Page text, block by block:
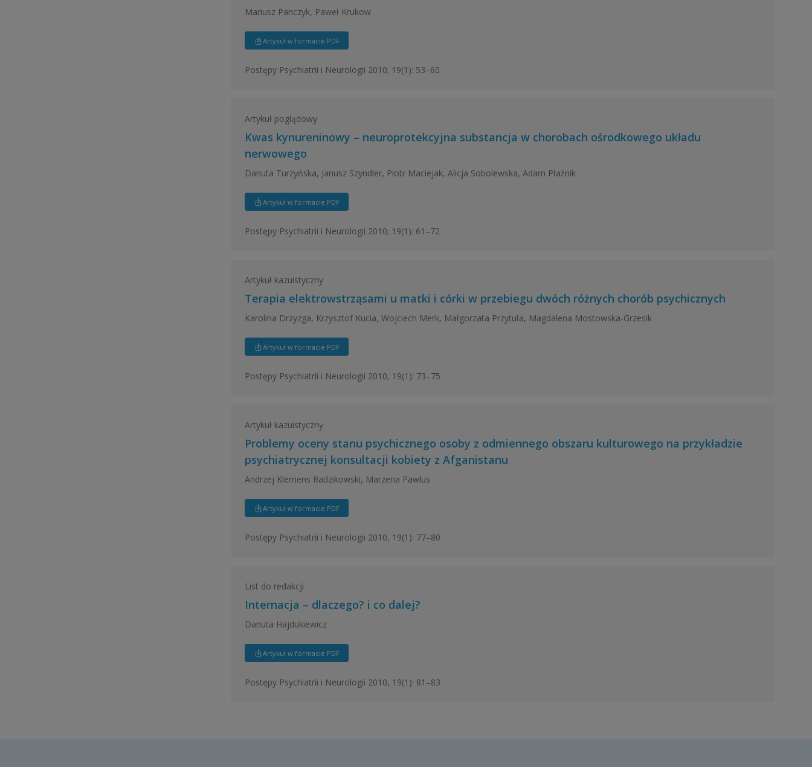
Mariusz Panczyk, Paweł Krukow
Artykuł w formacie PDF
Postępy Psychiatrii i Neurologii 2010; 19(1): 53–60
Artykuł poglądowy
Kwas kynureninowy – neuroprotekcyjna substancja w chorobach ośrodkowego układu
nerwowego
Danuta Turzyńska, Janusz Szyndler, Piotr Maciejak, Alicja Sobolewska, Adam Płaźnik
Artykuł w formacie PDF
Postępy Psychiatrii i Neurologii 2010; 19(1): 61–72
Artykuł kazuistyczny
Terapia elektrowstrząsami u matki i córki w przebiegu dwóch różnych chorób psychicznych
Karolina Drzyzga, Krzysztof Kucia, Wojciech Merk, Małgorzata Przytuła, Magdalena Mostowska-Grzesik
Artykuł w formacie PDF
Postępy Psychiatrii i Neurologii 2010, 19(1): 73–75
Artykuł kazuistyczny
Problemy oceny stanu psychicznego osoby z odmiennego obszaru kulturowego na przykładzie
psychiatrycznej konsultacji kobiety z Afganistanu
Andrzej Klemens Radzikowski, Marzena Pawlus
Artykuł w formacie PDF
Postępy Psychiatrii i Neurologii 2010, 19(1): 77–80
List do redakcji
Internacja – dlaczego? i co dalej?
Danuta Hajdukiewicz
Artykuł w formacie PDF
Postępy Psychiatrii i Neurologii 2010, 19(1): 81–83